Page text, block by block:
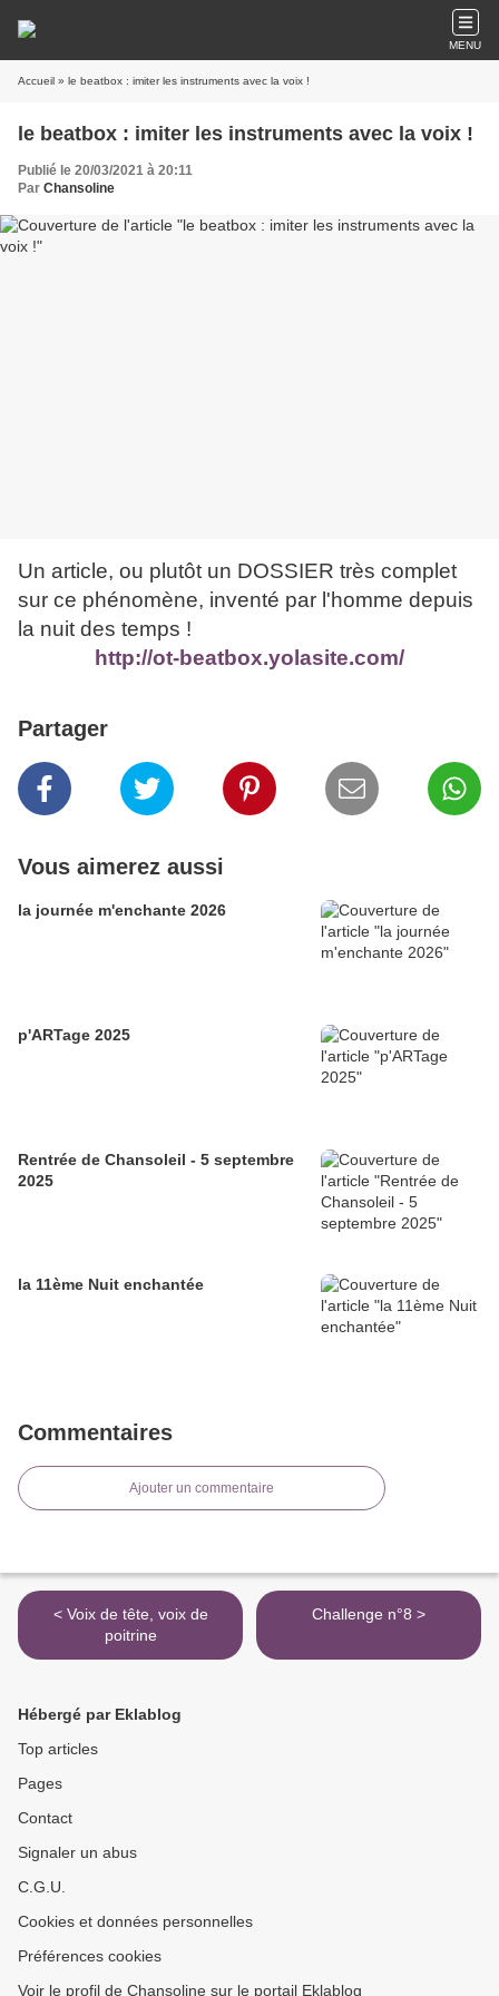
MENU
Accueil » le beatbox : imiter les instruments avec la voix !
le beatbox : imiter les instruments avec la voix !
Publié le 20/03/2021 à 20:11
Par Chansoline
Un article, ou plutôt un DOSSIER très complet
sur ce phénomène, inventé par l'homme depuis
la nuit des temps !
http://ot-beatbox.yolasite.com/
Partager
Vous aimerez aussi
la journée m'enchante 2026
p'ARTage 2025
Rentrée de Chansoleil - 5 septembre
2025
la 11ème Nuit enchantée
Commentaires
Ajouter un commentaire
< Voix de tête, voix de
poitrine
Challenge n°8 >
Hébergé par Eklablog
Top articles
Pages
Contact
Signaler un abus
C.G.U.
Cookies et données personnelles
Préférences cookies
Voir le profil de Chansoline sur le portail Eklablog